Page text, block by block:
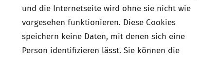
und die Internetseite wird ohne sie nicht wie
vorgesehen funktionieren. Diese Cookies
speichern keine Daten, mit denen sich eine
Person identifizieren lässt. Sie können die